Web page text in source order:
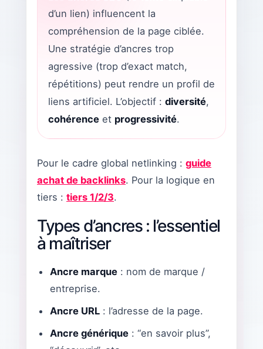
d’un lien) influencent la
compréhension de la page ciblée.
Une stratégie d’ancres trop
agressive (trop d’exact match,
répétitions) peut rendre un profil de
liens artificiel. L’objectif : diversité,
cohérence et progressivité.
Pour le cadre global netlinking : guide
achat de backlinks. Pour la logique en
tiers : tiers 1/2/3.
Types d’ancres : l’essentiel
à maîtriser
Ancre marque : nom de marque /
entreprise.
Ancre URL : l’adresse de la page.
Ancre générique : “en savoir plus”,